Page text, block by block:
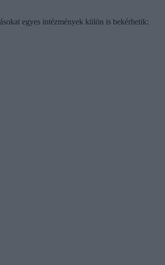
egyes intézmények külön is bekérhetik: